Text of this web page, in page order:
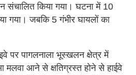
संचालित किया गया। घटना में 10
गया। जबकि 5 गंभीर घायलों का
पर पागलनाला भूस्खलन क्षेत्र में
मलवा आने से क्षतिग्रस्त होने से हाईवे